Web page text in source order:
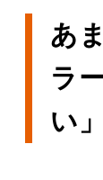
あ
ラ
い」